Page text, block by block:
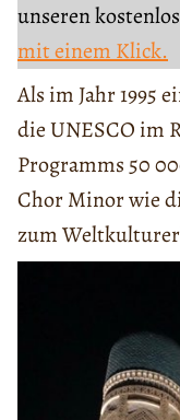
unseren
mit einem Klick.
Als im Jahr 1995
die UNESCO im
Programms 50
Chor Minor wie
zum